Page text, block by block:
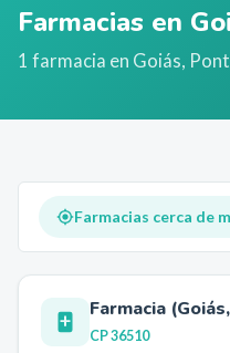
Farmacias en
1 farmacia en Goiás,
Farmacias cerca de
Farmacia
CP36510